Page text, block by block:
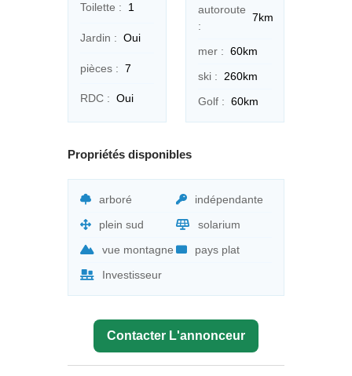
Toilette : 1
Jardin : Oui
pièces : 7
RDC : Oui
autoroute
:
7km
mer : 60km
ski :
260km
Golf : 60km
Propriétés disponibles
arboré
indépendante
plein sud
solarium
vue montagne
pays plat
Investisseur
Contacter L'annonceur